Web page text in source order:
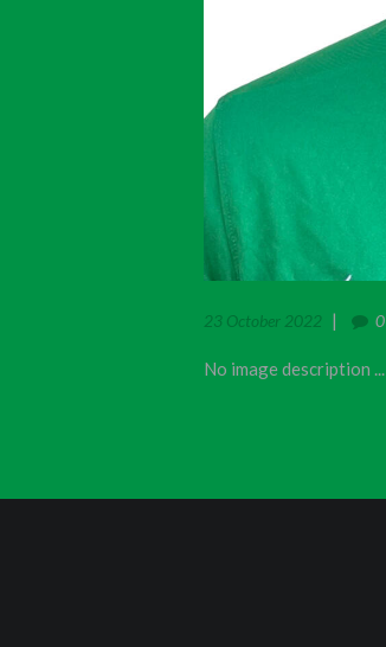
23 October 2022 0
No image description ...